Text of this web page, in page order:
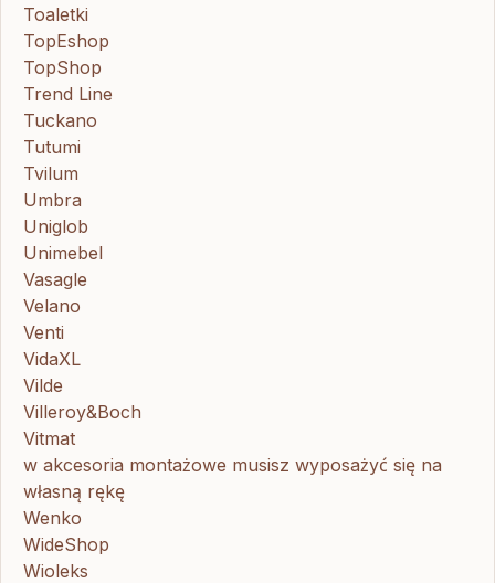
Toaletki
TopEshop
TopShop
Trend Line
Tuckano
Tutumi
Tvilum
Umbra
Uniglob
Unimebel
Vasagle
Velano
Venti
VidaXL
Vilde
Villeroy&Boch
Vitmat
w akcesoria montażowe musisz wyposażyć się na
własną rękę
Wenko
WideShop
Wioleks